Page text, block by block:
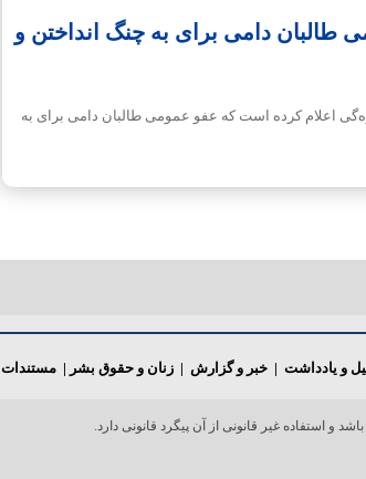
طالبان دامی برای به چنگ انداختن و
اعلام کرده است که عفو عمومی طالبان دامی برای به
و یادداشت |خبر و گزارش |زنان و حقوق بشر |مستندات
و استفاده غیر قانونی از آن پیگرد قانونی دارد.